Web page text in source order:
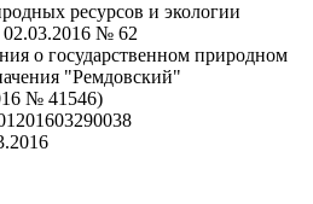
ресурсов и экологии
02.03.2016 № 62
о государственном природном
"Ремдовский"
№ 41546)